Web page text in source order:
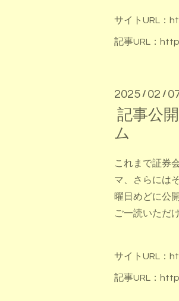
サイトURL：
記事URL：
2025 / 02 /
記事公
ム
これまで証券
マ、さらには
曜日めどに公
ご一読いただ
サイトURL：
記事URL：